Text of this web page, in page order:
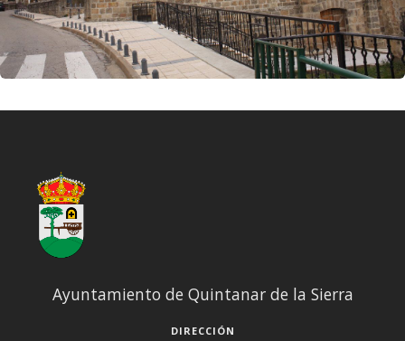
Ayuntamiento de Quintanar de la Sierra
DIRECCIÓN